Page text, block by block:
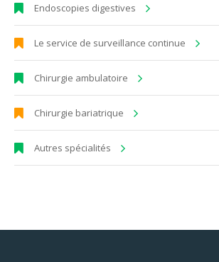
Endoscopies digestives
Le service de surveillance continue
Chirurgie ambulatoire
Chirurgie bariatrique
Autres spécialités